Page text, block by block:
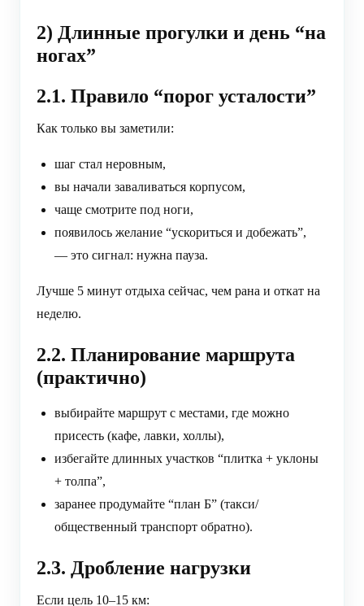
2) Длинные прогулки и день “на
ногах”
2.1. Правило “порог усталости”
Как только вы заметили:
шаг стал неровным,
вы начали заваливаться корпусом,
чаще смотрите под ноги,
появилось желание “ускориться и добежать”,
— это сигнал: нужна пауза.
Лучше 5 минут отдыха сейчас, чем рана и откат на
неделю.
2.2. Планирование маршрута
(практично)
выбирайте маршрут с местами, где можно
присесть (кафе, лавки, холлы),
избегайте длинных участков “плитка + уклоны
+ толпа”,
заранее продумайте “план Б” (такси/
общественный транспорт обратно).
2.3. Дробление нагрузки
Если цель 10–15 км: